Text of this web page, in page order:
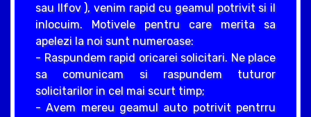
sau Ilfov ), venim rapid cu geamul potrivit si il
inlocuim. Motivele pentru care merita sa
apelezi la noi sunt numeroase:
- Raspundem rapid oricarei solicitari. Ne place
sa comunicam si raspundem tuturor
solicitarilor in cel mai scurt timp;
- Avem mereu geamul auto potrivit pentrru